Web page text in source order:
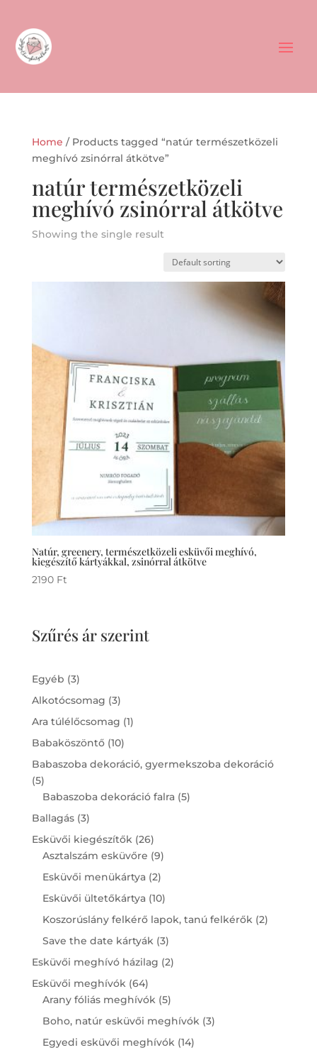
Home / Products tagged “natúr természetközeli
meghívó zsinórral átkötve”
natúr természetközeli
meghívó zsinórral átkötve
Showing the single result
Natúr, greenery, természetközeli esküvői meghívó,
kiegészítő kártyákkal, zsinórral átkötve
2190 Ft
Szűrés ár szerint
Egyéb 33
products
Alkotócsomag 33
products
Ara túlélőcsomag 11
Babaköszöntő 1010
products
Babaszoba dekoráció, gyermekszoba dekoráció
55
products
Babaszoba dekoráció falra 55
Ballagás 33
products
Esküvői kiegészítők 2626
products
Asztalszám esküvőre 99
products
Esküvői menükártya 22
products
Esküvői ültetőkártya 1010
products
Koszorúslány felkérő lapok, tanú felkérők 22
Save the date kártyák 33
products
Esküvői meghívó házilag 22
Esküvői meghívók 6464
products
Arany fóliás meghívók 55
products
Boho, natúr esküvői meghívók 33
Egyedi esküvői meghívók 1414